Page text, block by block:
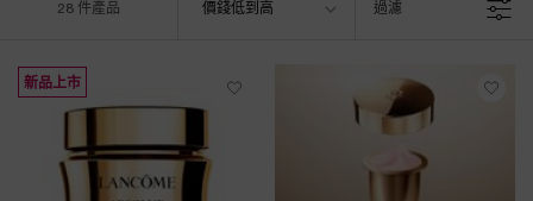
28 件產品
價錢低到高
過濾
FILTER MENU
新品上市